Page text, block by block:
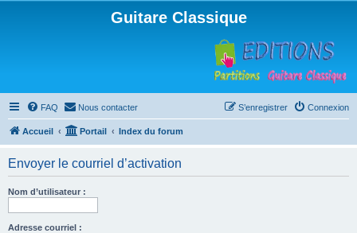
Guitare Classique
FAQ Nous contacter Connexion
S’enregistrer
Accueil Portail Index du forum
Envoyer le courriel d’activation
Nom d’utilisateur :
Adresse courriel :